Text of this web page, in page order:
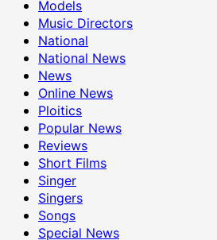
Models
Music Directors
National
National News
News
Online News
Ploitics
Popular News
Reviews
Short Films
Singer
Singers
Songs
Special News